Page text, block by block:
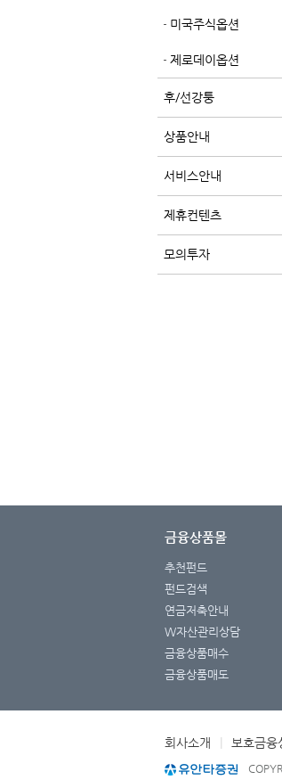
미국주식옵션
제로데이옵션
후/선강퉁
상품안내
서비스안내
제휴컨텐츠
모의투자
금융상품몰
추천펀드
펀드검색
연금저축안내
W자산관리상담
금융상품매수
금융상품매도
회사소개 보호금융